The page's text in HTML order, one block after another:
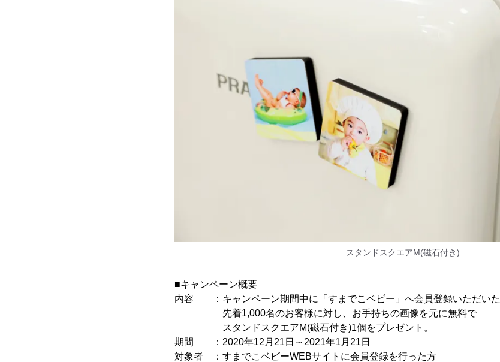
スタンドスクエアM(磁石付き)
■キャンペーン概要
内容 ：キャンペーン期間中に「すまでこベビー」へ会員登録いただいた
先着1,000名のお客様に対し、お手持ちの画像を元に無料で
スタンドスクエアM(磁石付き)1個をプレゼント。
期間 ：2020年12月21日～2021年1月21日
対象者 ：すまでこベビーWEBサイトに会員登録を行った方